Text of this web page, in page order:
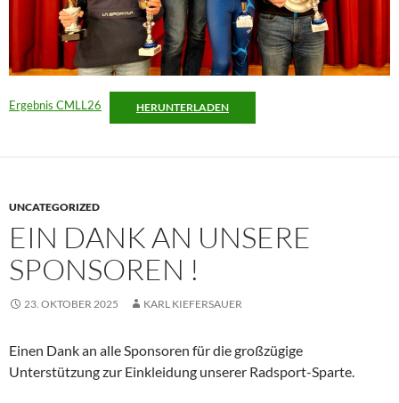
Ergebnis CMLL26 HERUNTERLADEN
UNCATEGORIZED
EIN DANK AN UNSERE
SPONSOREN !
23. OKTOBER 2025 KARL KIEFERSAUER
Einen Dank an alle Sponsoren für die großzügige
Unterstützung zur Einkleidung unserer Radsport-Sparte.